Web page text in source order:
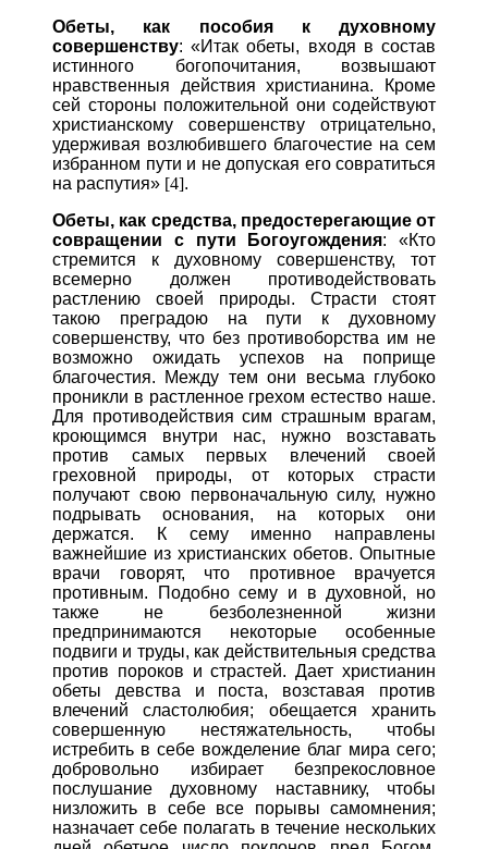
Обеты, как пособия к духовному
совершенству: «Итак обеты, входя в состав
истинного богопочитания, возвышают
нравственныя действия христианина. Кроме
сей стороны положительной они содействуют
христианскому совершенству отрицательно,
удерживая возлюбившего благочестие на сем
избранном пути и не допуская его совратиться
на распутия» [4].
Обеты, как средства, предостерегающие от
совращении с пути Богоугождения: «Кто
стремится к духовному совершенству, тот
всемерно должен противодействовать
растлению своей природы. Страсти стоят
такою преградою на пути к духовному
совершенству, что без противоборства им не
возможно ожидать успехов на поприще
благочестия. Между тем они весьма глубоко
проникли в растленное грехом естество наше.
Для противодействия сим страшным врагам,
кроющимся внутри нас, нужно возставать
против самых первых влечений своей
греховной природы, от которых страсти
получают свою первоначальную силу, нужно
подрывать основания, на которых они
держатся. К сему именно направлены
важнейшие из христианских обетов. Опытные
врачи говорят, что противное врачуется
противным. Подобно сему и в духовной, но
также не безболезненной жизни
предпринимаются некоторые особенные
подвиги и труды, как действительныя средства
против пороков и страстей. Дает христианин
обеты девства и поста, возставая против
влечений сластолюбия; обещается хранить
совершенную нестяжательность, чтобы
истребить в себе вожделение благ мира сего;
добровольно избирает безпрекословное
послушание духовному наставнику, чтобы
низложить в себе все порывы самомнения;
назначает себе полагать в течение нескольких